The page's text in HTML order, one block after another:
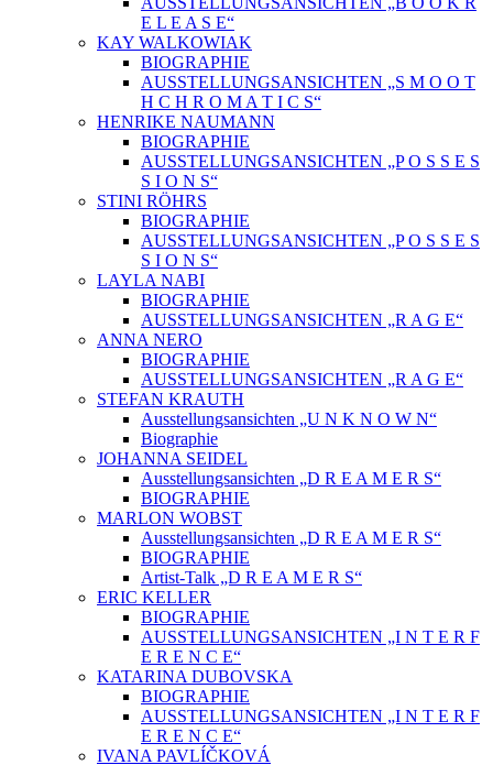
E L E A S E“
KAY WALKOWIAK
BIOGRAPHIE
AUSSTELLUNGSANSICHTEN „S M O O T
H C H R O M A T I C S“
HENRIKE NAUMANN
BIOGRAPHIE
AUSSTELLUNGSANSICHTEN „P O S S E S
S I O N S“
STINI RÖHRS
BIOGRAPHIE
AUSSTELLUNGSANSICHTEN „P O S S E S
S I O N S“
LAYLA NABI
BIOGRAPHIE
AUSSTELLUNGSANSICHTEN „R A G E“
ANNA NERO
BIOGRAPHIE
AUSSTELLUNGSANSICHTEN „R A G E“
STEFAN KRAUTH
Ausstellungsansichten „U N K N O W N“
Biographie
JOHANNA SEIDEL
Ausstellungsansichten „D R E A M E R S“
BIOGRAPHIE
MARLON WOBST
Ausstellungsansichten „D R E A M E R S“
BIOGRAPHIE
Artist-Talk „D R E A M E R S“
ERIC KELLER
BIOGRAPHIE
AUSSTELLUNGSANSICHTEN „I N T E R F
E R E N C E“
KATARINA DUBOVSKA
BIOGRAPHIE
AUSSTELLUNGSANSICHTEN „I N T E R F
E R E N C E“
IVANA PAVLÍČKOVÁ